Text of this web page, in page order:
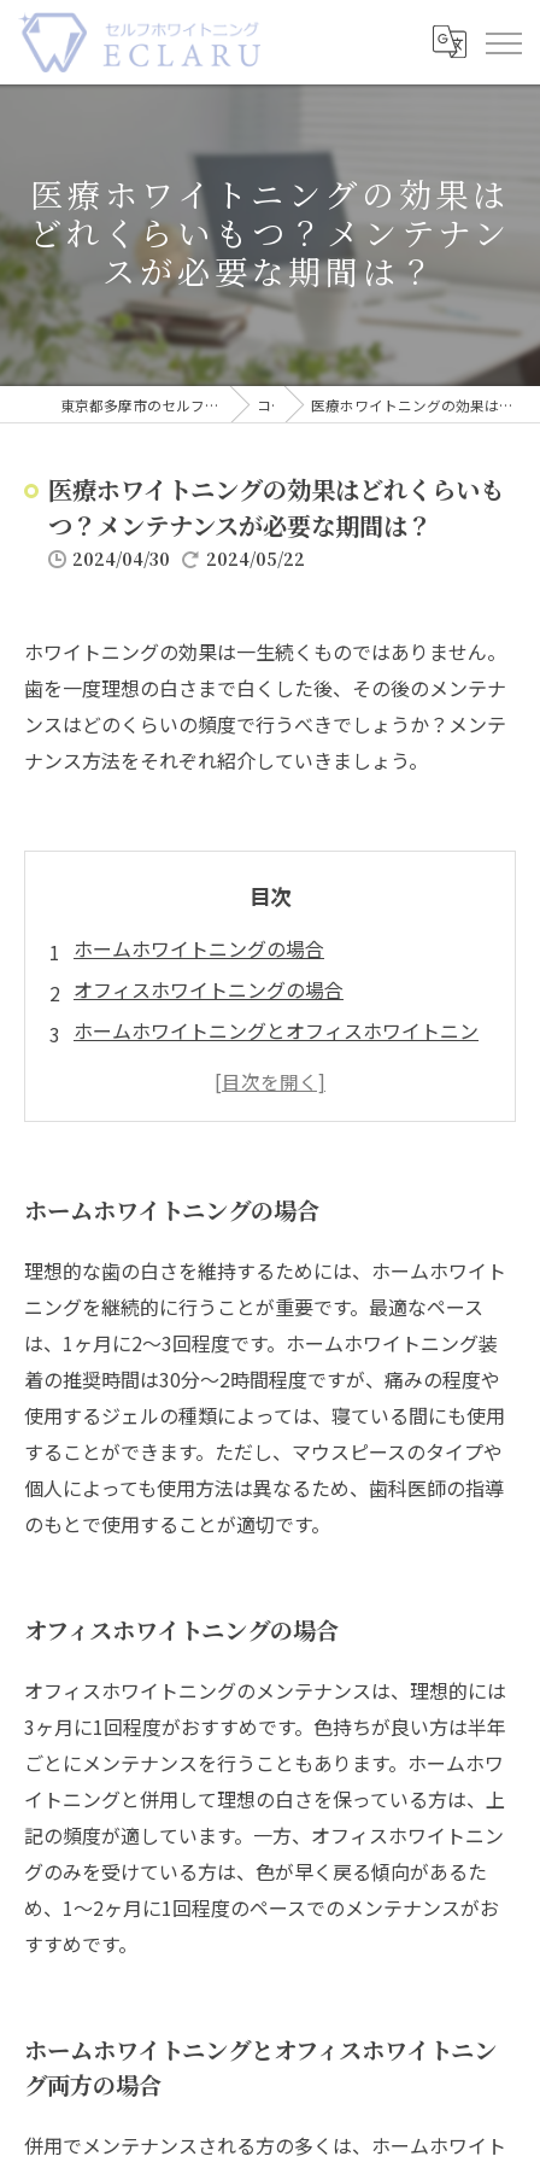
医療ホワイトニングの効果は
どれくらいもつ？メンテナン
スが必要な期間は？
東京都多摩市のセルフホワイトニングならECLARU-エクラル- コラム 医療ホワイトニングの効果はどれくらいもつ？メンテナンスが必要な期間は？
医療ホワイトニングの効果はどれくらいも
つ？メンテナンスが必要な期間は？
2024/04/30 2024/05/22
ホワイトニングの効果は一生続くものではありません。
歯を一度理想の白さまで白くした後、その後のメンテナ
ンスはどのくらいの頻度で行うべきでしょうか？メンテ
ナンス方法をそれぞれ紹介していきましょう。
目次
ホームホワイトニングの場合
オフィスホワイトニングの場合
ホームホワイトニングとオフィスホワイトニン
ホームホワイトニングの場合
理想的な歯の白さを維持するためには、ホームホワイト
ニングを継続的に行うことが重要です。最適なペース
は、1ヶ月に2〜3回程度です。ホームホワイトニング装
着の推奨時間は30分〜2時間程度ですが、痛みの程度や
使用するジェルの種類によっては、寝ている間にも使用
することができます。ただし、マウスピースのタイプや
個人によっても使用方法は異なるため、歯科医師の指導
のもとで使用することが適切です。
オフィスホワイトニングの場合
オフィスホワイトニングのメンテナンスは、理想的には
3ヶ月に1回程度がおすすめです。色持ちが良い方は半年
ごとにメンテナンスを行うこともあります。ホームホワ
イトニングと併用して理想の白さを保っている方は、上
記の頻度が適しています。一方、オフィスホワイトニン
グのみを受けている方は、色が早く戻る傾向があるた
め、1〜2ヶ月に1回程度のペースでのメンテナンスがお
すすめです。
ホームホワイトニングとオフィスホワイトニン
グ両方の場合
併用でメンテナンスされる方の多くは、ホームホワイト